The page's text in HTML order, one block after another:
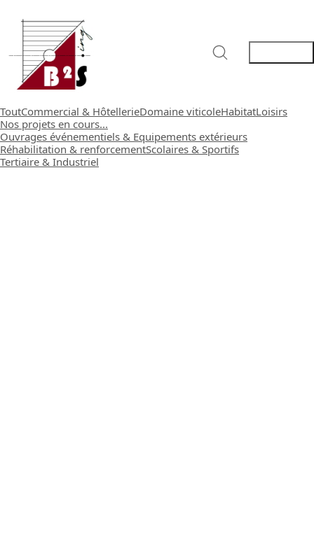
ToutCommercial & HôtellerieDomaine viticoleHabitatLoisirs
Nos projets en cours...
Ouvrages événementiels & Equipements extérieurs
Réhabilitation & renforcementScolaires & Sportifs
Tertiaire & Industriel